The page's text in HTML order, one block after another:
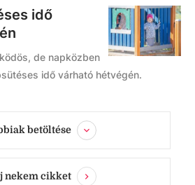
idő
de napközben
idő várható hétvégén.
betöltése
nekem cikket